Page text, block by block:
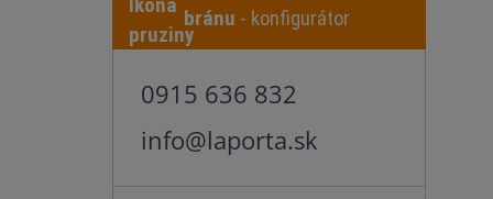
bránu - konfigurátor
0915 636 832
info@laporta.sk